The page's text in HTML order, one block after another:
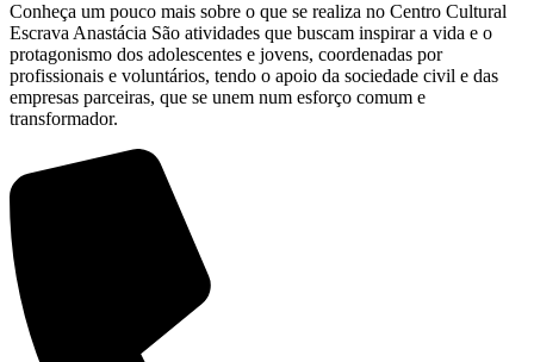
Conheça um pouco mais sobre o que se realiza no Centro Cultural
Escrava Anastácia São atividades que buscam inspirar a vida e o
protagonismo dos adolescentes e jovens, coordenadas por
profissionais e voluntários, tendo o apoio da sociedade civil e das
empresas parceiras, que se unem num esforço comum e
transformador.